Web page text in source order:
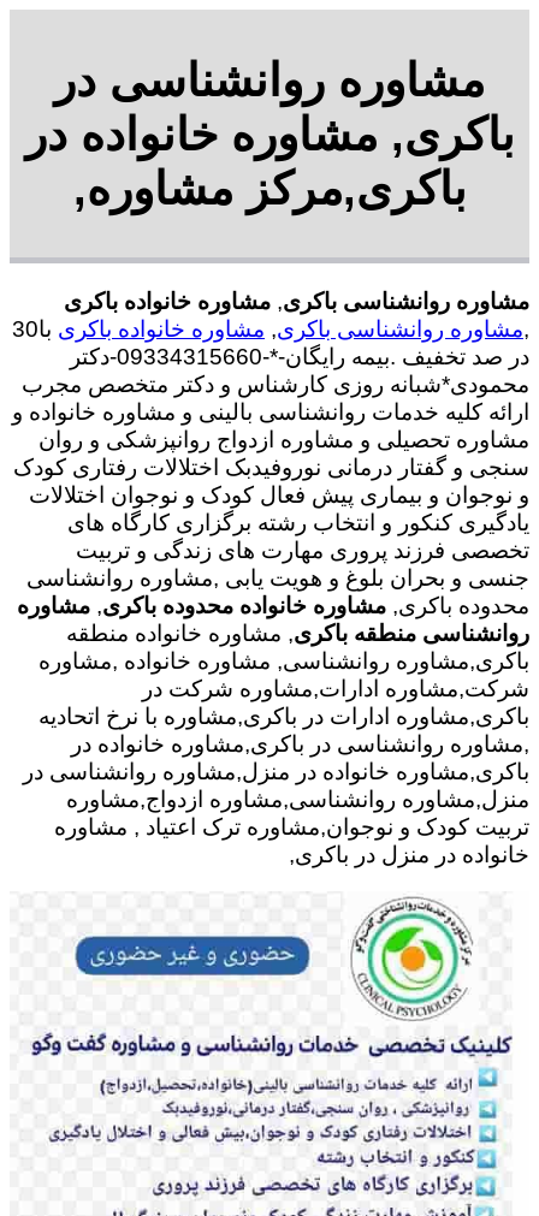
مشاوره روانشناسی در
باکری, مشاوره خانواده در
باکری,مرکز مشاوره,
مشاوره روانشناسی باکری, مشاوره خانواده باکری
,مشاوره روانشناسی باکری, مشاوره خانواده باکری
با30
در صد تخفیف .بیمه رایگان-*-09334315660-دکتر
محمودی*شبانه روزی کارشناس و دکتر متخصص مجرب
ارائه کلیه خدمات روانشناسی بالینی و مشاوره خانواده و
مشاوره تحصیلی و مشاوره ازدواج روانپزشکی و روان
سنجی و گفتار درمانی نوروفیدبک اختلالات رفتاری کودک
و نوجوان و بیماری پیش فعال کودک و نوجوان اختلالات
یادگیری کنکور و انتخاب رشته برگزاری کارگاه های
تخصصی فرزند پروری مهارت های زندگی و تربیت
جنسی و بحران بلوغ و هویت یابی ,مشاوره روانشناسی
محدوده باکری, مشاوره خانواده محدوده باکری, مشاوره
روانشناسی منطقه باکری, مشاوره خانواده منطقه
باکری,مشاوره روانشناسی, مشاوره خانواده ,مشاوره
شرکت,مشاوره ادارات,مشاوره شرکت در
باکری,مشاوره ادارات در باکری,مشاوره با نرخ اتحادیه
,مشاوره روانشناسی در باکری,مشاوره خانواده در
باکری,مشاوره خانواده در منزل,مشاوره روانشناسی در
منزل,مشاوره روانشناسی,مشاوره ازدواج,مشاوره
تربیت کودک و نوجوان,مشاوره ترک اعتیاد , مشاوره
خانواده در منزل در باکری,